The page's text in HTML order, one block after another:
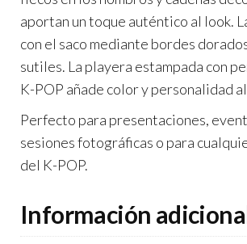
aportan un toque auténtico al look.
con el saco mediante bordes
sutiles. La playera estampada con
K-POP añade color y personalidad
Perfecto para presentaciones,
sesiones fotográficas o para
del K-POP.
Información